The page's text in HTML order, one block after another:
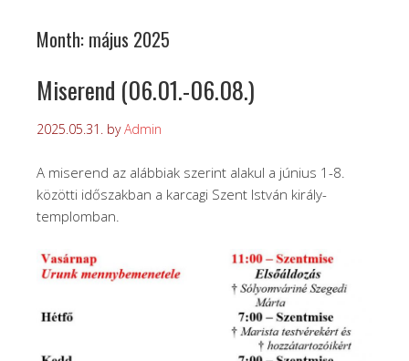
Month: május 2025
Miserend (06.01.-06.08.)
2025.05.31. byAdmin
A miserend az alábbiak szerint alakul a június 1-8.
közötti időszakban a karcagi Szent István király-
templomban.